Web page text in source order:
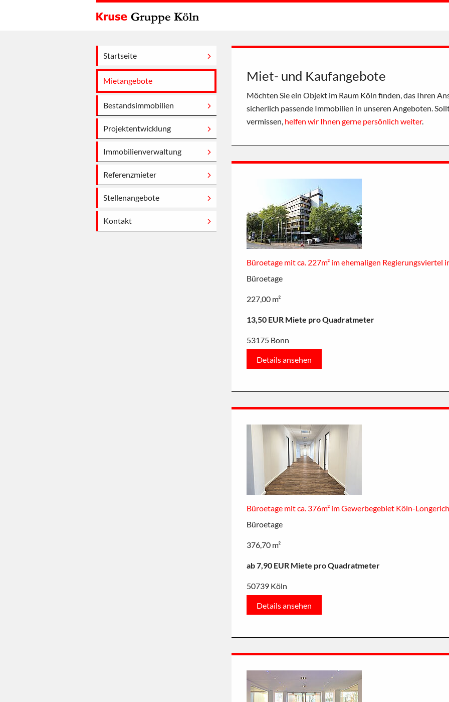
Startseite
Mietangebote
Bestandsimmobilien
Projektentwicklung
Immobilienverwaltung
Referenzmieter
Stellenangebote
Kontakt
Miet- und Kaufangebote
Möchten Sie ein Objekt im Raum Köln finden, das Ihren
sicherlich passende Immobilien in unseren Angeboten.
vermissen, helfen wir Ihnen gerne persönlich weiter.
Büroetage mit ca. 227m² im ehemaligen Regierungsviertel
Büroetage
227,00 m²
13,50 EUR Miete pro Quadratmeter
53175 Bonn
Details ansehen
Büroetage mit ca. 376m² im Gewerbegebiet Köln-Longerich
Büroetage
376,70 m²
ab 7,90 EUR Miete pro Quadratmeter
50739 Köln
Details ansehen